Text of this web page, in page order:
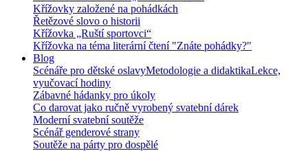
Křížovky založené na pohádkách
Řetězové slovo o historii
Křížovka „Ruští sportovci“
Křížovka na téma literární čtení "Znáte pohádky?"
Blog
Scénáře pro dětské oslavyMetodologie a didaktikaLekce,
vyučovací hodiny
Zábavné hádanky pro úkoly
Co darovat jako ručně vyrobený svatební dárek
Moderní svatební soutěže
Scénář genderové strany
Soutěže na párty pro dospělé